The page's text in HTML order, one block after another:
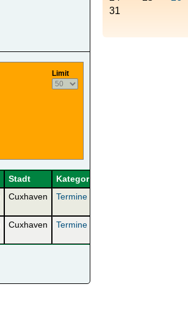
31
Limit
Stadt
Kategorie
Cuxhaven Termine
Cuxhaven Termine